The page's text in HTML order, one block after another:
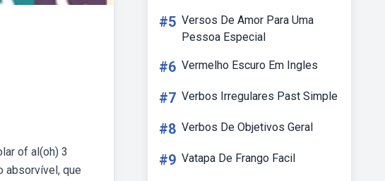
of al(oh) 3
absorvível, que
#5 Versos De Amor Para Uma
Pessoa Especial
#6 Vermelho Escuro Em Ingles
#7 Verbos Irregulares Past Simple
#8 Verbos De Objetivos Geral
#9 Vatapa De Frango Facil